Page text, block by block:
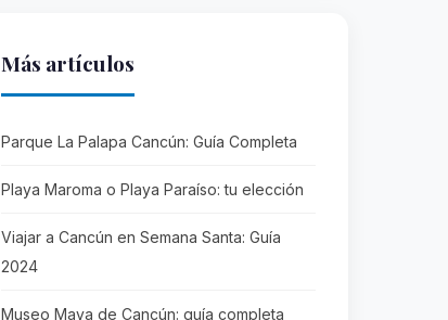
Más artículos
Parque La Palapa Cancún: Guía Completa
Playa Maroma o Playa Paraíso: tu elección
Viajar a Cancún en Semana Santa: Guía
2024
Museo Maya de Cancún: guía completa